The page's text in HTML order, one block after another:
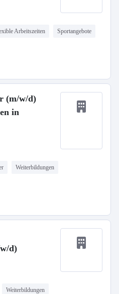
Arbeitszeiten Sportangebote
(m/w/d)
in
Weiterbildungen
d)
Weiterbildungen